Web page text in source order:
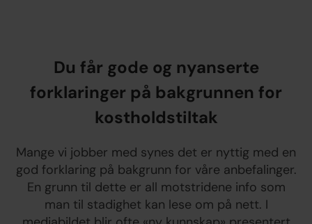
Du får gode og nyanserte
forklaringer på bakgrunnen for
kostholdstiltak
Mange vi jobber med synes det er nyttig med en
god forklaring på bakgrunn for våre anbefalinger.
En grunn til dette er all motstridene info som
man til stadighet kan lese om på nett. I